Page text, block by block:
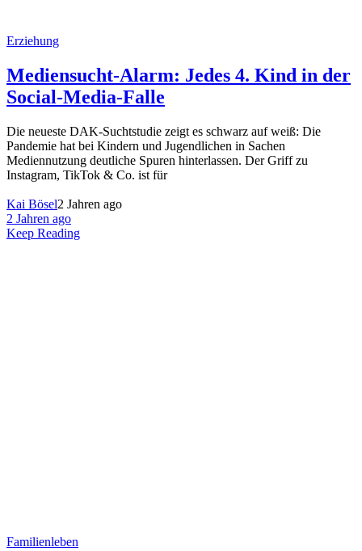
Erziehung
Mediensucht-Alarm: Jedes 4. Kind in der
Social-Media-Falle
Die neueste DAK-Suchtstudie zeigt es schwarz auf weiß: Die
Pandemie hat bei Kindern und Jugendlichen in Sachen
Mediennutzung deutliche Spuren hinterlassen. Der Griff zu
Instagram, TikTok & Co. ist für
Kai Bösel2 Jahren ago
2 Jahren ago
Keep Reading
Familienleben